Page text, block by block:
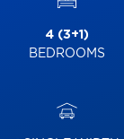
4 (3+1)
BEDROOMS